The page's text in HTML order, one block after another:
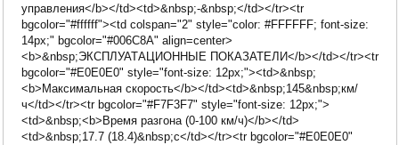
управления</b></td><td>&nbsp;-&nbsp;</td></tr><tr
bgcolor="#ffffff"><td colspan="2" style="color: #FFFFFF; font-size:
14px;" bgcolor="#006C8A" align=center>
<b>&nbsp;ЭКСПЛУАТАЦИОННЫЕ ПОКАЗАТЕЛИ</b></td></tr><tr
bgcolor="#E0E0E0" style="font-size: 12px;"><td>&nbsp;
<b>Максимальная скорость</b></td><td>&nbsp;145&nbsp;км/
ч</td></tr><tr bgcolor="#F7F3F7" style="font-size: 12px;">
<td>&nbsp;<b>Время разгона (0-100 км/ч)</b></td>
<td>&nbsp;17.7 (18.4)&nbsp;c</td></tr><tr bgcolor="#E0E0E0"